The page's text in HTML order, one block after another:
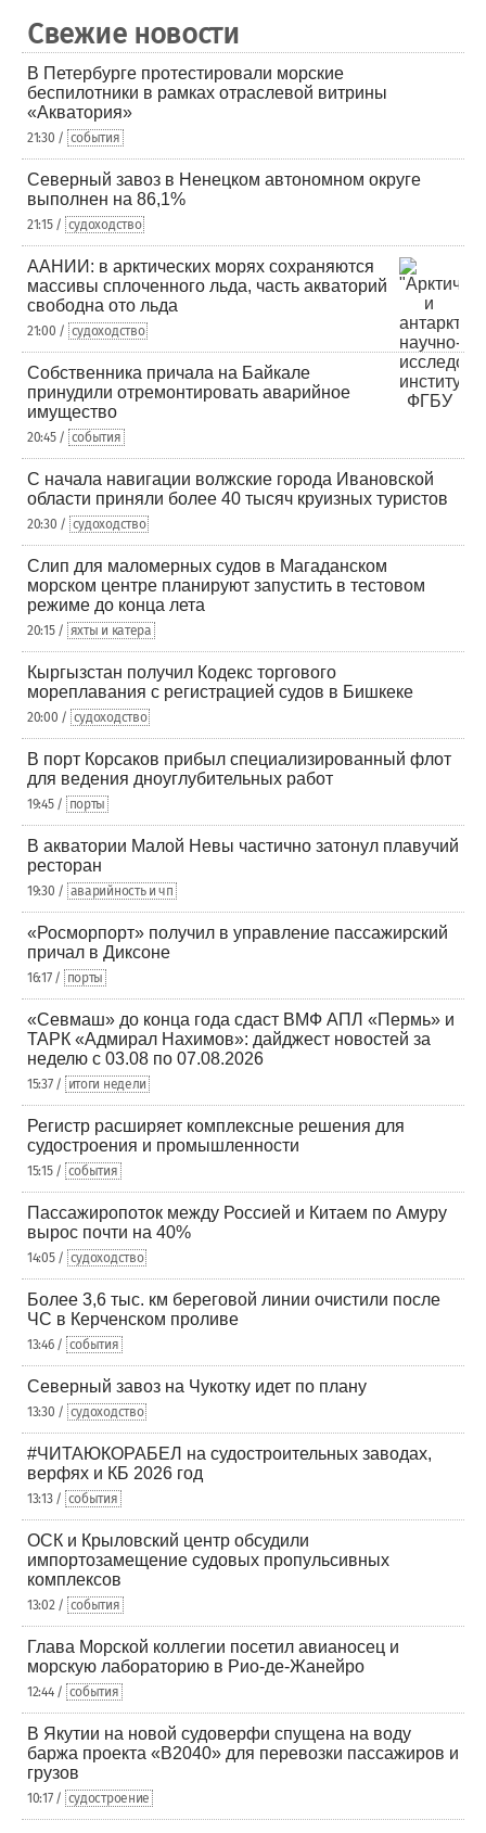
Свежие новости
В Петербурге протестировали морские
беспилотники в рамках отраслевой витрины
«Акватория»
21:30 / события
Северный завоз в Ненецком автономном округе
выполнен на 86,1%
21:15 / судоходство
ААНИИ: в арктических морях сохраняются
массивы сплоченного льда, часть акваторий
свободна ото льда
21:00 / судоходство
Собственника причала на Байкале
принудили отремонтировать аварийное
имущество
20:45 / события
С начала навигации волжские города Ивановской
области приняли более 40 тысяч круизных туристов
20:30 / судоходство
Слип для маломерных судов в Магаданском
морском центре планируют запустить в тестовом
режиме до конца лета
20:15 / яхты и катера
Кыргызстан получил Кодекс торгового
мореплавания с регистрацией судов в Бишкеке
20:00 / судоходство
В порт Корсаков прибыл специализированный флот
для ведения дноуглубительных работ
19:45 / порты
В акватории Малой Невы частично затонул плавучий
ресторан
19:30 / аварийность и чп
«Росморпорт» получил в управление пассажирский
причал в Диксоне
16:17 / порты
«Севмаш» до конца года сдаст ВМФ АПЛ «Пермь» и
ТАРК «Адмирал Нахимов»: дайджест новостей за
неделю с 03.08 по 07.08.2026
15:37 / итоги недели
Регистр расширяет комплексные решения для
судостроения и промышленности
15:15 / события
Пассажиропоток между Россией и Китаем по Амуру
вырос почти на 40%
14:05 / судоходство
Более 3,6 тыс. км береговой линии очистили после
ЧС в Керченском проливе
13:46 / события
Северный завоз на Чукотку идет по плану
13:30 / судоходство
#ЧИТАЮКОРАБЕЛ на судостроительных заводах,
верфях и КБ 2026 год
13:13 / события
ОСК и Крыловский центр обсудили
импортозамещение судовых пропульсивных
комплексов
13:02 / события
Глава Морской коллегии посетил авианосец и
морскую лабораторию в Рио-де-Жанейро
12:44 / события
В Якутии на новой судоверфи спущена на воду
баржа проекта «В2040» для перевозки пассажиров и
грузов
10:17 / судостроение